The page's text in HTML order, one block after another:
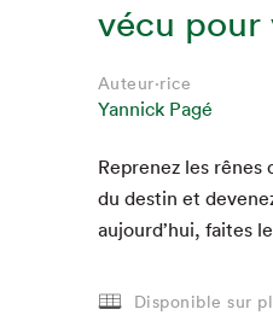
vécu pour
Auteur·rice
Yannick Pagé
Reprenez les
du des­tin et
aujourd’hui, faites
Disponible sur